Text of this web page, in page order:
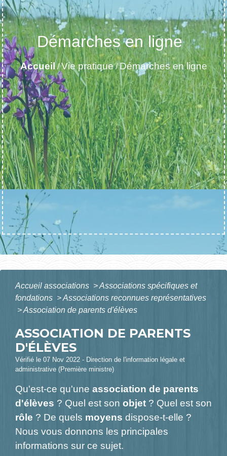
Démarches en ligne
Accueil /Vie pratique/Démarches en ligne
Accueil associations >Associations spécifiques et
fondations >Associations reconnues représentatives
>Association de parents d'élèves
ASSOCIATION DE PARENTS
D'ÉLÈVES
Vérifié le 07 Nov 2022 - Direction de l'information légale et
administrative (Première ministre)
Qu'est-ce qu'une association de parents
d'élèves ? Quel est son objet ? Quel est son
rôle ? De quels moyens dispose-t-elle ?
Nous vous donnons les principales
informations sur ce sujet.